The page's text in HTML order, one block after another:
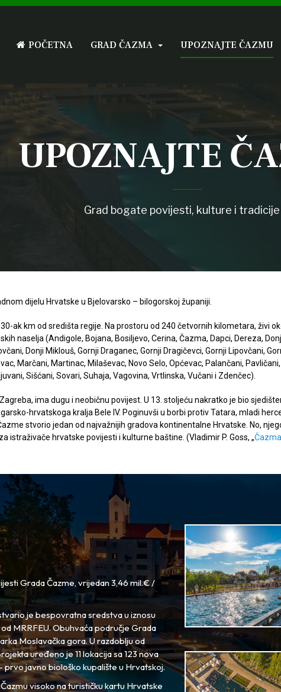
POČETNA GRAD ČAZMA UPOZNAJTE ČAZMU
UPOZNAJTE
Grad bogate povijesti, kulture i tradicije
dijelu Hrvatske u Bjelovarsko – bilogorskoj županiji.
ak km od središta regije. Na prostoru od 240 četvornih kilometara, živi
naselja (Andigole, Bojana, Bosiljevo, Cerina, Čazma, Dapci, Dereza,
Donji Miklouš, Gornji Draganec, Gornji Dragičevci, Gornji Lipovčani,
Marčani, Martinac, Milaševac, Novo Selo, Općevac, Palančani, Pavličani,
Sišćani, Sovari, Suhaja, Vagovina, Vrtlinska, Vučani i Zdenčec).
ima dugu i neobičnu povijest. U 13. stoljeću nakratko je bio
hrvatskoga kralja Bele IV. Poginuvši u borbi protiv Tatara, mladi
stvorio jedan od najvažnijih gradova kontinentalne Hrvatske. No,
istraživače hrvatske povijesti i kulturne baštine. (Vladimir P. Goss, „
Grada Čazme, vrijedan 3,46 mil.€ /
je bespovratna sredstva u iznosu
MRRFEU. Obuhvaća područje Grada
Moslavačka gora. U razdoblju od
uređeno je 11 lokacija sa 123 nova
prvo javno biološko kupalište u Hrvatskoj.
visoko na turističku kartu Hrvatske